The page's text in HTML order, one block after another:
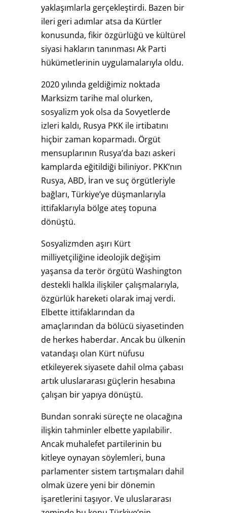
yaklaşımlarla gerçekleştirdi. Bazen bir
ileri geri adımlar atsa da Kürtler
konusunda, fikir özgürlüğü ve kültürel
siyasi hakların tanınması Ak Parti
hükümetlerinin uygulamalarıyla oldu.
2020 yılında geldiğimiz noktada
Marksizm tarihe mal olurken,
sosyalizm yok olsa da Sovyetlerde
izleri kaldı, Rusya PKK ile irtibatını
hiçbir zaman koparmadı. Örgüt
mensuplarının Rusya’da bazı askeri
kamplarda eğitildiği biliniyor. PKK’nın
Rusya, ABD, İran ve suç örgütleriyle
bağları, Türkiye’ye düşmanlarıyla
ittifaklarıyla bölge ateş topuna
dönüştü.
Sosyalizmden aşırı Kürt
milliyetçiliğine ideolojik değişim
yaşansa da terör örgütü Washington
destekli halkla ilişkiler çalışmalarıyla,
özgürlük hareketi olarak imaj verdi.
Elbette ittifaklarından da
amaçlarından da bölücü siyasetinden
de herkes haberdar. Ancak bu ülkenin
vatandaşı olan Kürt nüfusu
etkileyerek siyasete dahil olma çabası
artık uluslararası güçlerin hesabına
çalışan bir yapıya dönüştü.
Bundan sonraki süreçte ne olacağına
ilişkin tahminler elbette yapılabilir.
Ancak muhalefet partilerinin bu
kitleye oynayan söylemleri, buna
parlamenter sistem tartışmaları dahil
olmak üzere yeni bir dönemin
işaretlerini taşıyor. Ve uluslararası